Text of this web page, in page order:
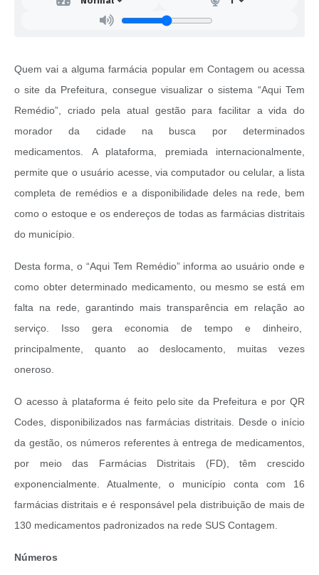
Quem vai a alguma farmácia popular em Contagem ou acessa
o site da Prefeitura, consegue visualizar o sistema “Aqui Tem
Remédio”, criado pela atual gestão para facilitar a vida do
morador da cidade na busca por determinados
medicamentos. A plataforma, premiada internacionalmente,
permite que o usuário acesse, via computador ou celular, a lista
completa de remédios e a disponibilidade deles na rede, bem
como o estoque e os endereços de todas as farmácias distritais
do município.
Desta forma, o “Aqui Tem Remédio” informa ao usuário onde e
como obter determinado medicamento, ou mesmo se está em
falta na rede, garantindo mais transparência em relação ao
serviço. Isso gera economia de tempo e dinheiro,
principalmente, quanto ao deslocamento, muitas vezes
oneroso.
O acesso à plataforma é feito pelo site da Prefeitura e por QR
Codes, disponibilizados nas farmácias distritais. Desde o início
da gestão, os números referentes à entrega de medicamentos,
por meio das Farmácias Distritais (FD), têm crescido
exponencialmente. Atualmente, o município conta com 16
farmácias distritais e é responsável pela distribuição de mais de
130 medicamentos padronizados na rede SUS Contagem.
Números